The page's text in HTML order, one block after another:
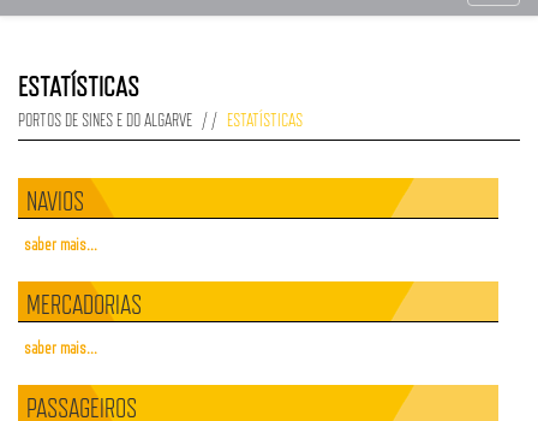
ESTATÍSTICAS
PORTOS DE SINES E DO ALGARVE ESTATÍSTICAS
NAVIOS
saber mais...
MERCADORIAS
saber mais...
PASSAGEIROS